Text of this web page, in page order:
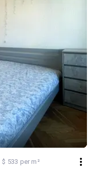
$ 533 per m²